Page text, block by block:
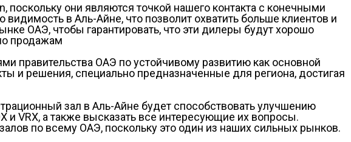
они являются точкой нашего контакта с конечными
в Аль-Айне, что позволит охватить больше клиентов и
ОАЭ, чтобы гарантировать, что эти дилеры будут хорошо
продажам
правительства ОАЭ по устойчивому развитию как основной
и решения, специально предназначенные для региона, достигая
зал в Аль-Айне будет способствовать улучшению
VRX, а также высказать все интересующие их вопросы.
по всему ОАЭ, поскольку это один из наших сильных рынков.